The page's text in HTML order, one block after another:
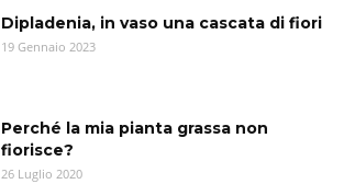
Dipladenia, in vaso una cascata di fiori
19 Gennaio 2023
Perché la mia pianta grassa non
fiorisce?
26 Luglio 2020